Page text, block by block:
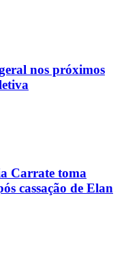
nos próximos
Carrate toma
cassação de Elan